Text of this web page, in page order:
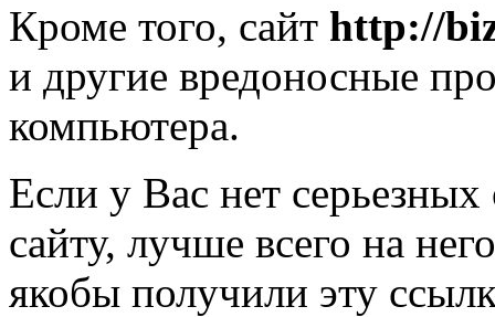
Кроме того, сайт http://
и другие вредоносные
компьютера.
Если у Вас нет
сайту, лучше всего на
якобы получили эту